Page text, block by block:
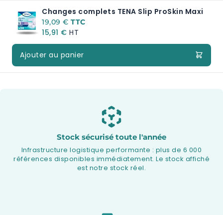
Changes complets TENA Slip ProSkin Maxi
A partir de:
19,09 €
15,91 €
Ajouter au panier
Stock sécurisé toute l'année
Infrastructure logistique performante : plus de 6 000
références disponibles immédiatement. Le stock affiché
est notre stock réel.